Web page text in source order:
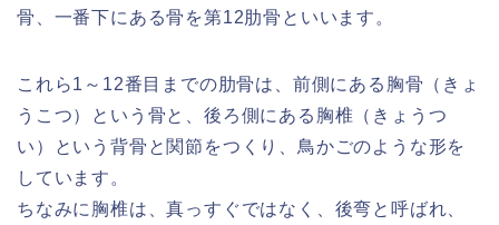
骨、一番下にある骨を第12 肋骨といいます。
これら1 ～ 12番目までの肋骨は、前側にある胸骨（きょ
うこつ）という骨と、後ろ側にある胸椎（きょうつ
い）という背骨と関節をつくり、鳥かごのような形を
しています。
ちなみに胸椎は、真っすぐではなく、後弯と呼ばれ、